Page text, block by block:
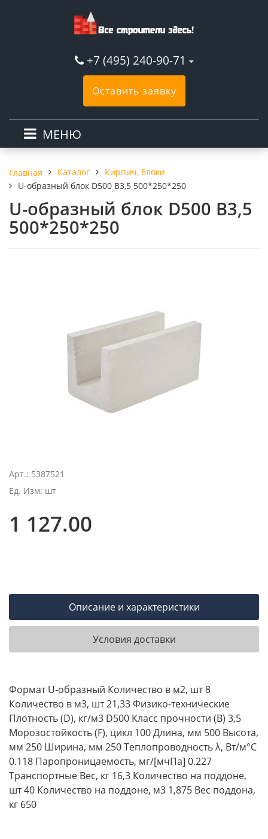
+7 (495) 240-90-71
Оставить заявку
МЕНЮ
Главная Каталог
Кирпич, блоки
U-образный блок D500 В3,5 500*250*250
U-образный блок D500 В3,5
500*250*250
Арт.: 5387521
Ед. Изм: шт
1 127.00
Описание и характеристики
Условия доставки
Формат U-образный Количество в м2, шт 8
Количество в м3, шт 21,33 Физико-технические
Плотность (D), кг/м3 D500 Класс прочности (B) 3,5
Морозостойкость (F), цикл 100 Длина, мм 500 Высота,
мм 250 Ширина, мм 250 Теплопроводность λ, Вт/м°С
0.118 Паропроницаемость, мг/[мчПа] 0.227
Транспортные Вес, кг 16,3 Количество на поддоне,
шт 40 Количество на поддоне, м3 1,875 Вес поддона,
кг 650